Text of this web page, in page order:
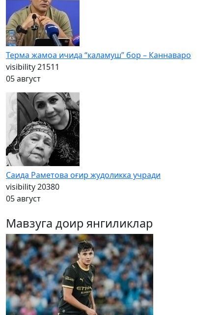
Терма жамоа ичида “каламуш” бор – Каннаваро
visibility21511
05 август
Саида Раметова оғир жудоликка учради
visibility20380
05 август
Мавзуга доир янгиликлар